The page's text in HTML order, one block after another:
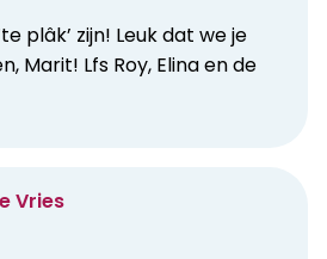
plâk’ zijn! Leuk dat we je
Marit! Lfs Roy, Elina en de
Vries